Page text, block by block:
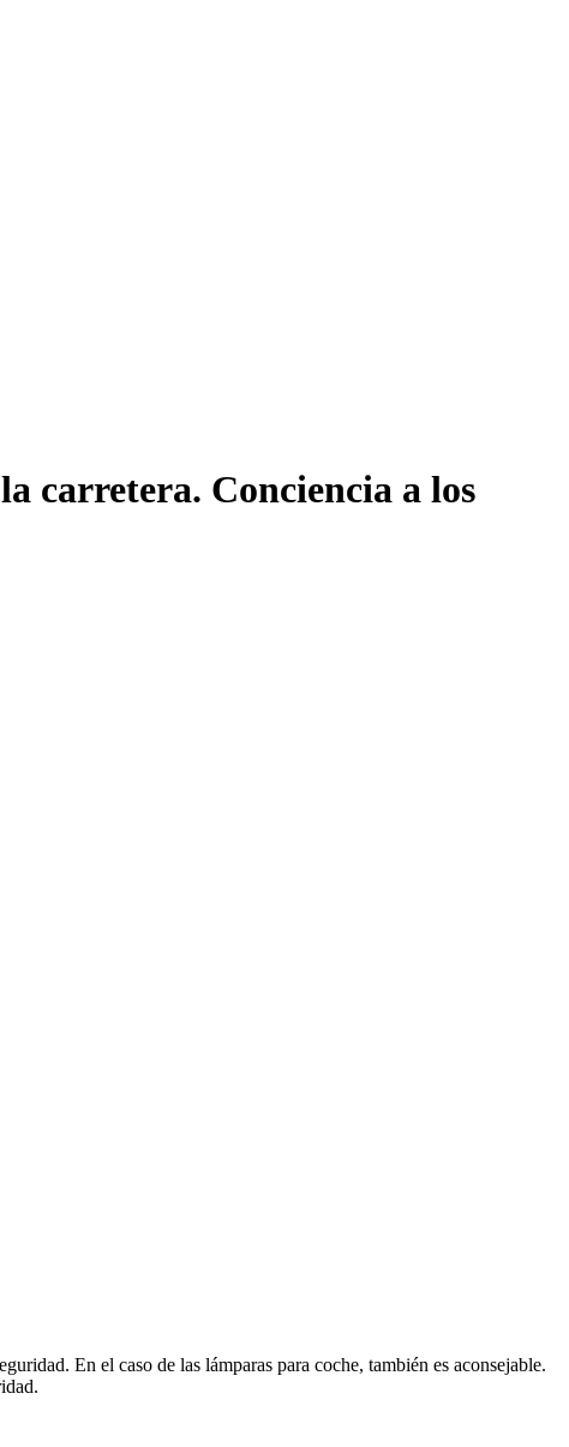
carretera. Conciencia a los
En el caso de las lámparas para coche, también es aconsejable.